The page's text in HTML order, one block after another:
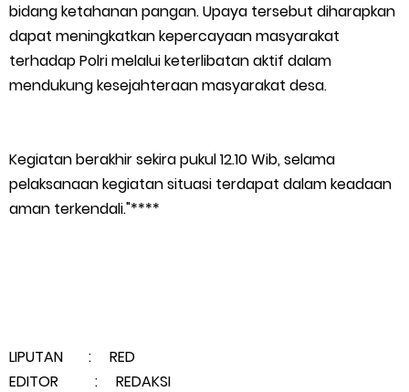
Bencana Terus Mengancam, Pembangunan Jalan Tol
Bukittinggi–Padang Panjang–Sicincin Sangat Mendesak
Kepulauan Meranti, Edukasi Anak TK Selamatkan Mangrove
dan Gambut
Jagung 1,5 Hektare, Dukung Ketahanan Pangan
bidang ketahanan pangan. Upaya tersebut diharapkan
dapat meningkatkan kepercayaan masyarakat
terhadap Polri melalui keterlibatan aktif dalam
mendukung kesejahteraan masyarakat desa.
Kegiatan berakhir sekira pukul 12.10 Wib, selama
pelaksanaan kegiatan situasi terdapat dalam keadaan
aman terkendali."****
LIPUTAN : RED
EDITOR : REDAKSI